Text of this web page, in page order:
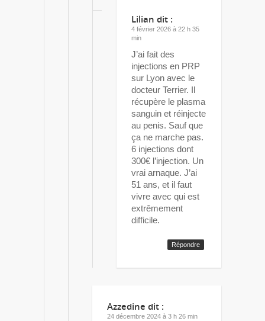
Lilian dit :
4 février 2026 à 22 h 35
min
J’ai fait des
injections en PRP
sur Lyon avec le
docteur Terrier. Il
récupère le plasma
sanguin et réinjecte
au penis. Sauf que
ça ne marche pas.
6 injections dont
300€ l’injection. Un
vrai arnaque. J’ai
51 ans, et il faut
vivre avec qui est
extrêmement
difficile.
Répondre
Azzedine dit :
24 décembre 2024 à 3 h 26 min